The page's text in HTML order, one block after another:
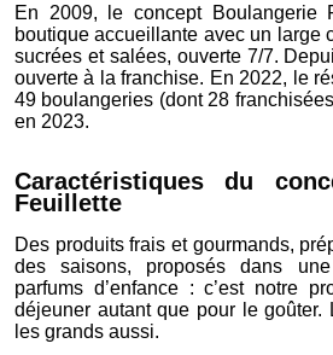
En 2009, le concept Boulangerie
boutique accueillante avec un large
sucrées et salées, ouverte 7/7.
ouverte à la franchise. En 2022, le
49 boulangeries (dont 28
en 2023.
Caractéristiques du
Feuillette
Des produits frais et gourmands,
des saisons, proposés dans
parfums d’enfance : c’est notre
déjeuner autant que pour le goûter.
les grands aussi.